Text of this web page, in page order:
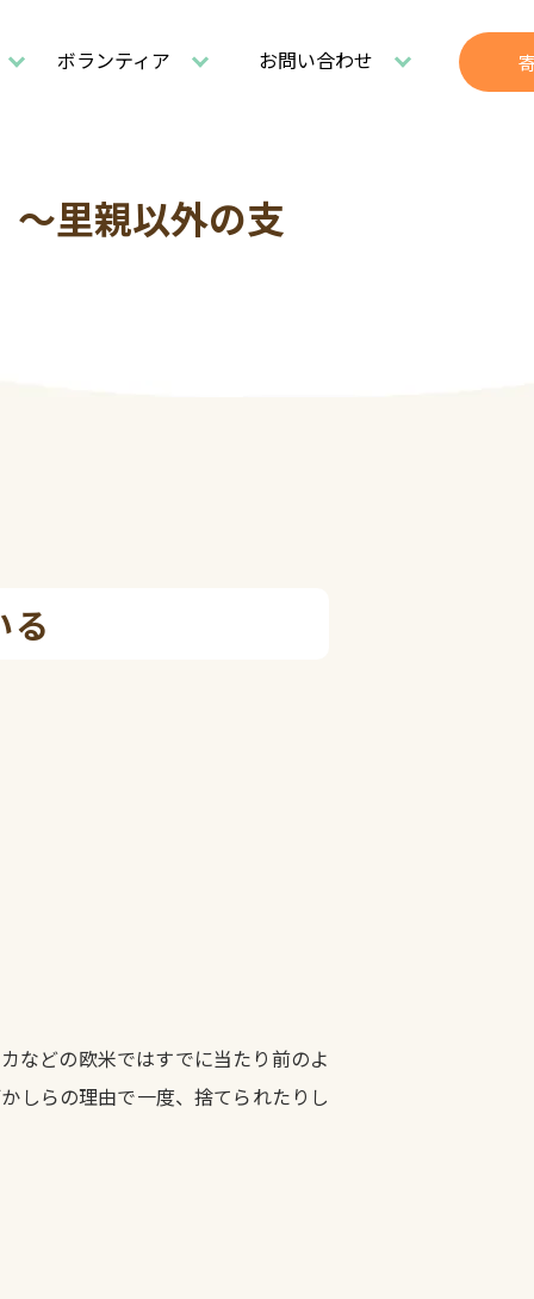
ボランティア お問い合わせ
里親以外の支
る
などの欧米ではすでに当たり前のよ
しらの理由で一度、捨てられたりし